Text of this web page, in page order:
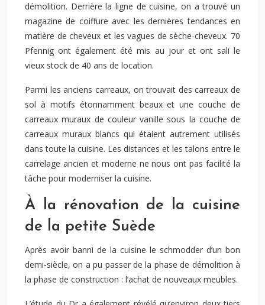
démolition. Derrière la ligne de cuisine, on a trouvé un
magazine de coiffure avec les dernières tendances en
matière de cheveux et les vagues de sèche-cheveux. 70
Pfennig ont également été mis au jour et ont sali le
vieux stock de 40 ans de location.
Parmi les anciens carreaux, on trouvait des carreaux de
sol à motifs étonnamment beaux et une couche de
carreaux muraux de couleur vanille sous la couche de
carreaux muraux blancs qui étaient autrement utilisés
dans toute la cuisine. Les distances et les talons entre le
carrelage ancien et moderne ne nous ont pas facilité la
tâche pour moderniser la cuisine.
À la rénovation de la cuisine
de la petite Suède
Après avoir banni de la cuisine le schmodder d’un bon
demi-siècle, on a pu passer de la phase de démolition à
la phase de construction : l’achat de nouveaux meubles.